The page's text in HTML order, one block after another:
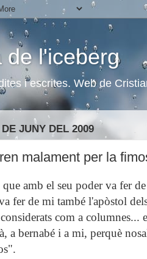
de l'iceberg
i escrites. Web de
JUNY DEL 2009
malament per la
amb el seu poder va fer
fer de mi també l'apòstol
com a columnes...
a bernabé i a mi, perquè